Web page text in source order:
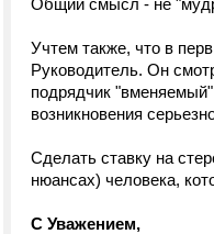
Общий смысл - не
Учтем также, что в
Руководитель. Он
подрядчик
возникновения
Сделать ставку на
нюансах) человека,
С Уважением,